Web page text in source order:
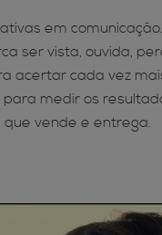
em
ser vista, ouvida,
acertar cada vez
medir os
vende e entrega.